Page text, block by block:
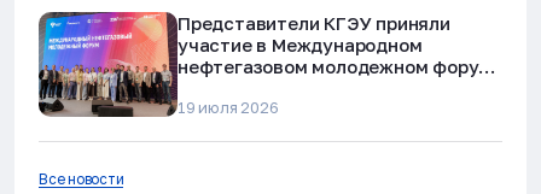
Представители КГЭУ приняли
участие в Международном
нефтегазовом молодежном форуме
19 июля 2026
Все новости